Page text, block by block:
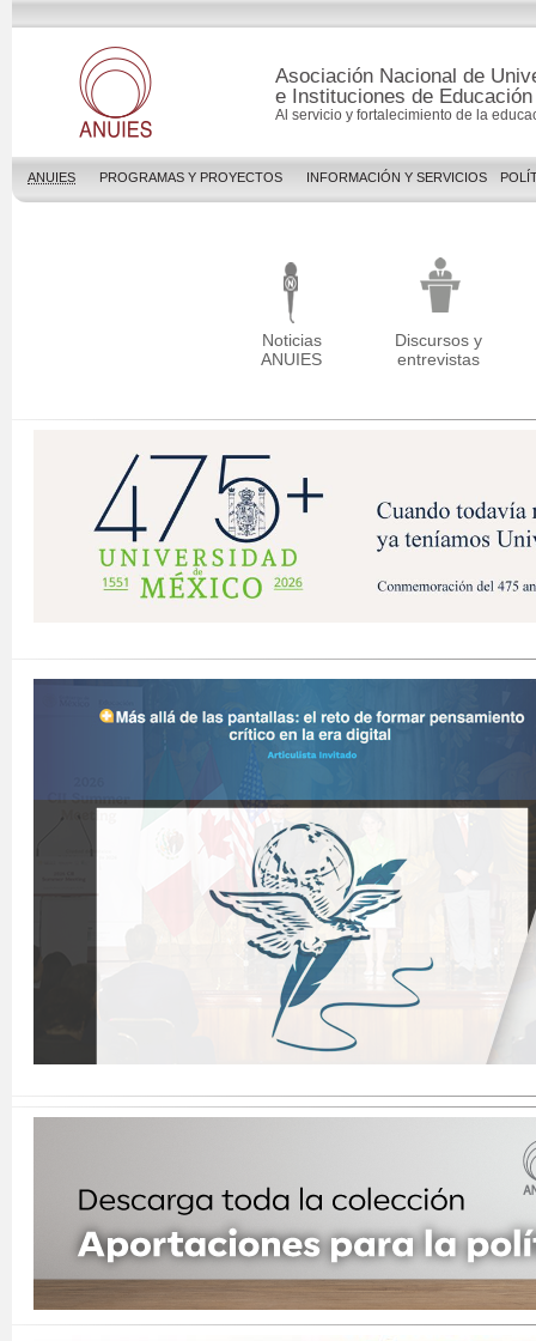
Asociación Nacional de
e Instituciones de
Al servicio y fortalecimiento de la
ANUIES PROGRAMAS Y PROYECTOS INFORMACIÓN Y SERVICIOS
Noticias
ANUIES
Discursos y
entrevistas